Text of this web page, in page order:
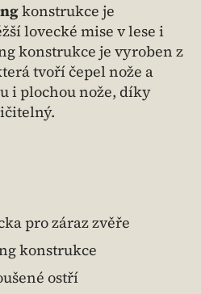
konstrukce je
lovecké mise v lese i
konstrukce je vyroben z
tvoří čepel nože a
i plochou nože, díky
pro záraz zvěře
konstrukce
ostří